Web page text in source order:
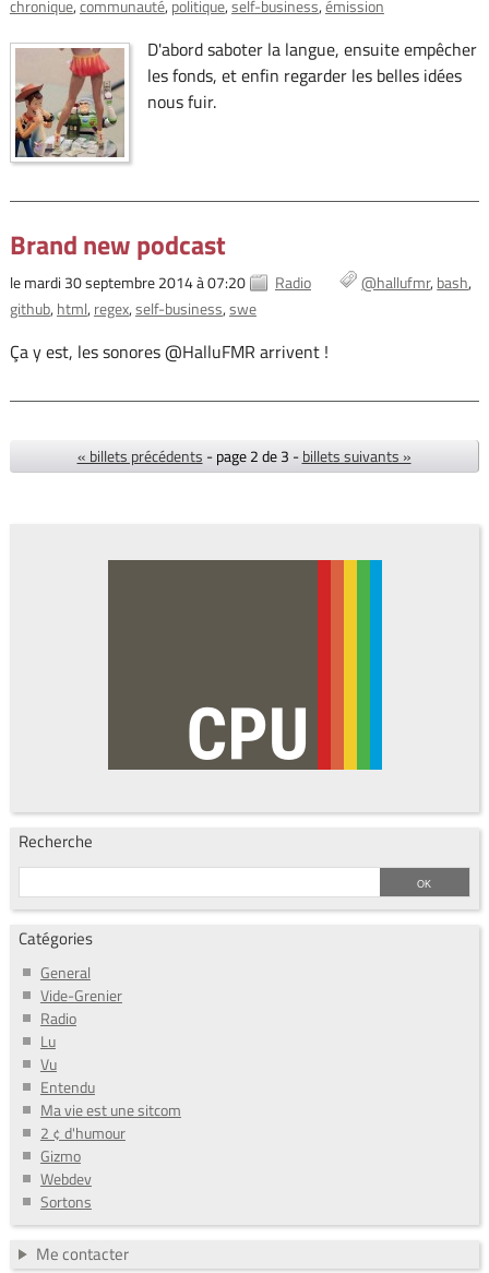
chronique communauté politique self-business émission
D'abord saboter la langue, ensuite empêcher
les fonds, et enfin regarder les belles idées
nous fuir.
Brand new podcast
le mardi 30 septembre 2014 à 07:20 Radio @hallufmr bash
github html regex self-business swe
Ça y est, les sonores @HalluFMR arrivent !
« billets précédents - page 2 de 3 -billets suivants »
Recherche
Catégories
General
Vide-Grenier
Radio
Lu
Vu
Entendu
Ma vie est une sitcom
2 ¢ d'humour
Gizmo
Webdev
Sortons
Me contacter